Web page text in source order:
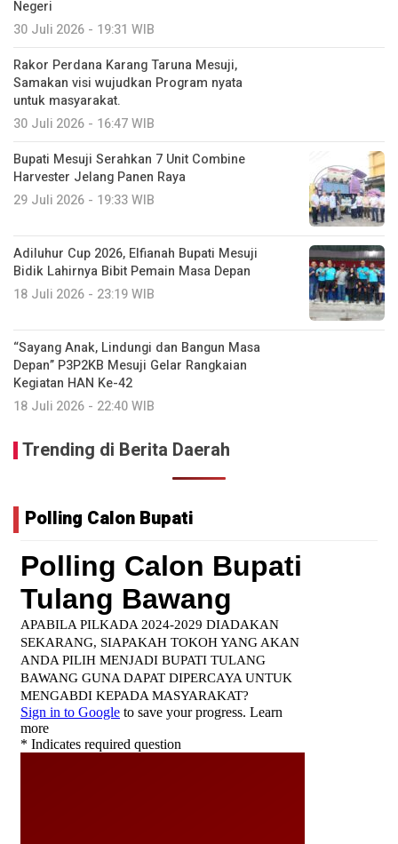
Negeri
30 Juli 2026 - 19:31 WIB
Rakor Perdana Karang Taruna Mesuji,
Samakan visi wujudkan Program nyata
untuk masyarakat.
30 Juli 2026 - 16:47 WIB
Bupati Mesuji Serahkan 7 Unit Combine
Harvester Jelang Panen Raya
29 Juli 2026 - 19:33 WIB
Adiluhur Cup 2026, Elfianah Bupati Mesuji
Bidik Lahirnya Bibit Pemain Masa Depan
18 Juli 2026 - 23:19 WIB
“Sayang Anak, Lindungi dan Bangun Masa
Depan” P3P2KB Mesuji Gelar Rangkaian
Kegiatan HAN Ke-42
18 Juli 2026 - 22:40 WIB
Trending di Berita Daerah
Polling Calon Bupati